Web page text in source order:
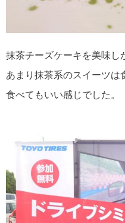
抹茶チーズケーキを美味し
あまり抹茶系のスイーツは
食べてもいい感じでした。